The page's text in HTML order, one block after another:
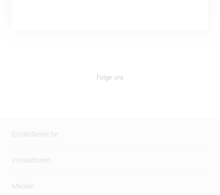
Folge uns
Einsatzbereiche
Innovationen
Medien